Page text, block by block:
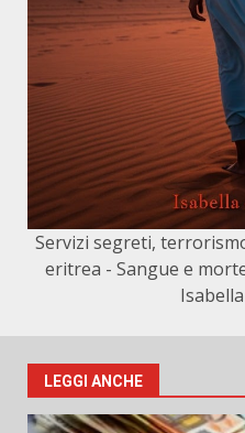
Servizi segreti,
eritrea - Sangue e
LEGGI ANCHE